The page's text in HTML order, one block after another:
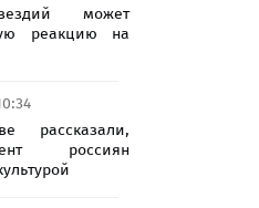
может
реакцию на
рассказали,
россиян